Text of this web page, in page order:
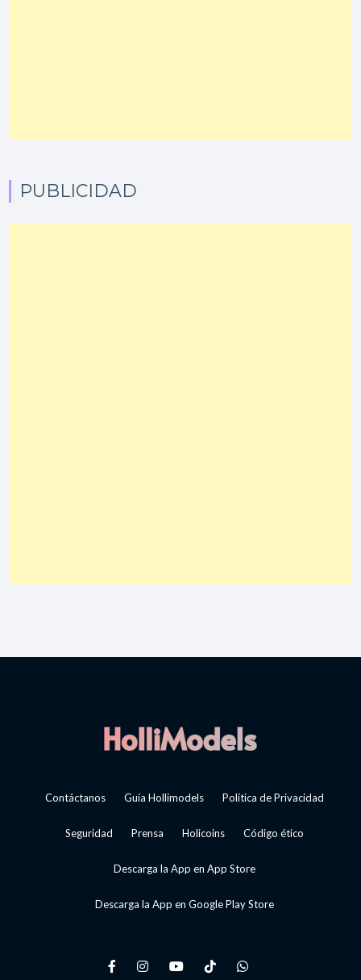
PUBLICIDAD
Contáctanos Guía Hollimodels Política de Privacidad
Seguridad Prensa Holicoins Código ético
Descarga la App en App Store
Descarga la App en Google Play Store